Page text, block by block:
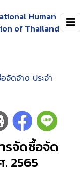
Human
of Thailand
จัดจ้าง ประจำ
รจัดซื้อจัด
2565